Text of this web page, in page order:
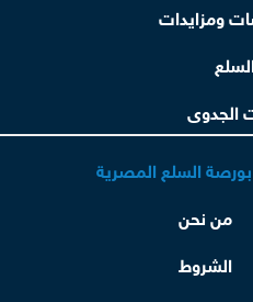
ومزايدات
الجدوى
السلع المصرية
من نحن
الشروط